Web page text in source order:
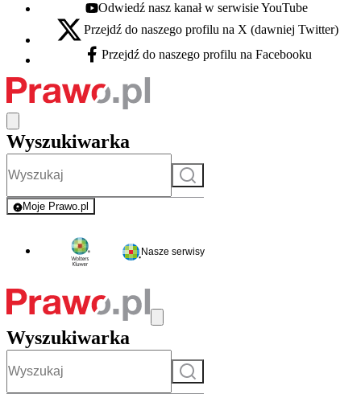
Youtube - otwiera się w nowej karcie
Odwiedź nasz kanał w serwisie YouTube
X - otwiera się w nowej karcie
Przejdź do naszego profilu na X (dawniej Twitter)
Facebook - otwiera się w nowej karcie
Przejdź do naszego profilu na Facebooku
Wyszukiwarka
Szukaj
Moje Prawo.pl
- rejestracja i logowanie do serwisu
Nasze serwisy
Wyszukiwarka
Szukaj